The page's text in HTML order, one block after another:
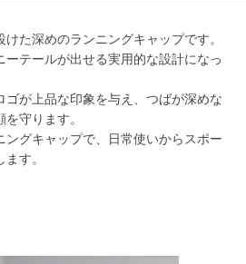
た深めのランニングキャップです。
テールが出せる実用的な設計になっ
ゴが上品な印象を与え、つばが深めな
守ります。
ングキャップで、日常使いからスポー
す。